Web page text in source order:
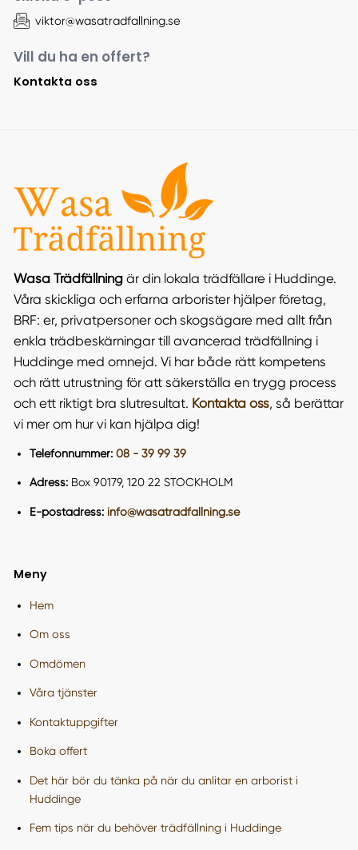
viktor@wasatradfallning.se
Vill du ha en offert?
Kontakta oss
Wasa Trädfällningär din lokala trädfällare i Huddinge.
Våra skickliga och erfarna arborister hjälper företag,
BRF: er, privatpersoner och skogsägare med allt från
enkla trädbeskärningar till avancerad trädfällning i
Huddinge med omnejd. Vi har både rätt kompetens
och rätt utrustning för att säkerställa en trygg process
och ett riktigt bra slutresultat. Kontakta oss, så berättar
vi mer om hur vi kan hjälpa dig!
Telefonnummer: 08 - 39 99 39
Adress: Box 90179, 120 22 STOCKHOLM
E-postadress: info@wasatradfallning.se
Meny
Hem
Om oss
Omdömen
Våra tjänster
Kontaktuppgifter
Boka offert
Det här bör du tänka på när du anlitar en arborist i
Huddinge
Fem tips när du behöver trädfällning i Huddinge